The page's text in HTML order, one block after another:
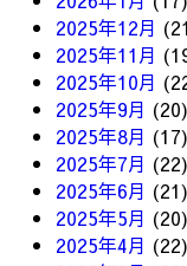
2025年12月
2025年11月
2025年10月
2025年9月 (20)
2025年8月 (17)
2025年7月 (22)
2025年6月 (21)
2025年5月 (20)
2025年4月 (22)